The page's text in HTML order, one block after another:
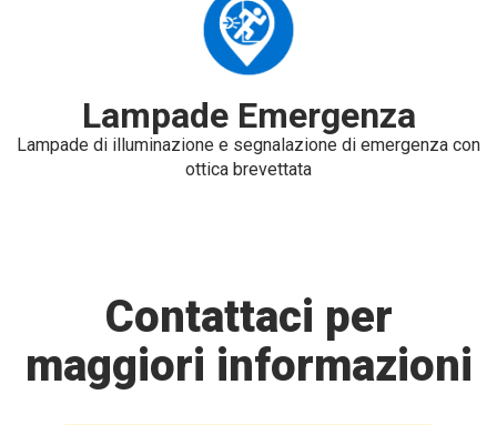
Lampade Emergenza
Lampade di illuminazione e segnalazione di emergenza con
ottica brevettata
Contattaci per
maggiori informazioni